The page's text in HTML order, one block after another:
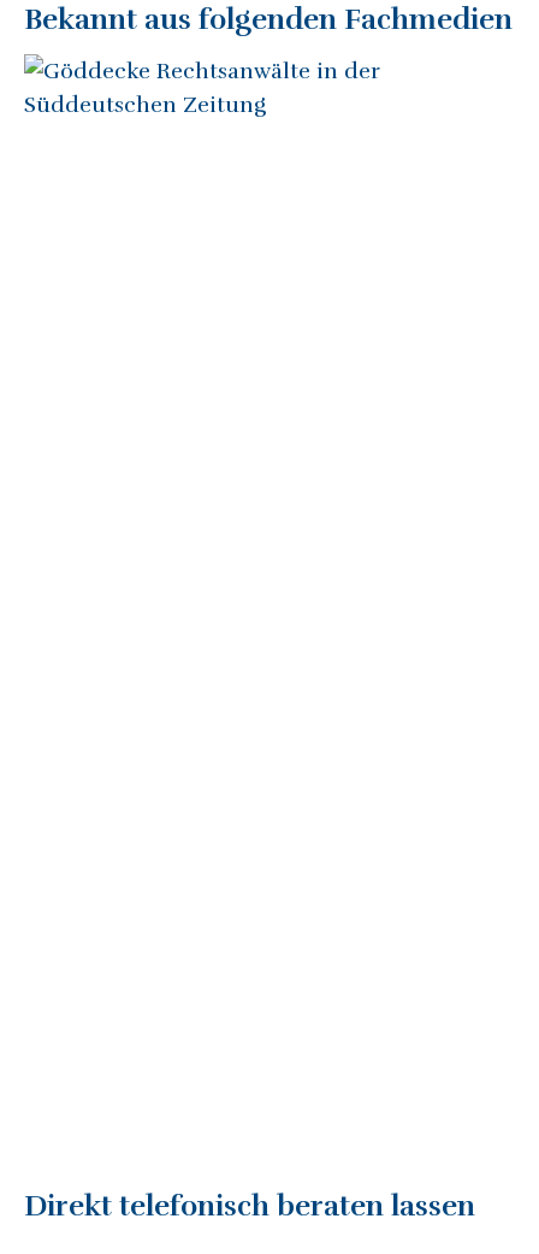
Bekannt aus folgenden Fachmedien​
Direkt telefonisch beraten lassen